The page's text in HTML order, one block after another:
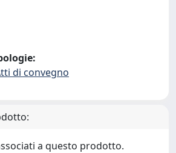
di convegno
a questo prodotto.